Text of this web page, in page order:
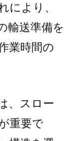
により、
輸送準備を
業時間の
、スロー
重要で